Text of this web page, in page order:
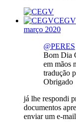
CEGV
março 2020
@PERES
Bom Dia
em mãos
tradução
Obrigado
já lhe respondi
documentos
enviar um e-